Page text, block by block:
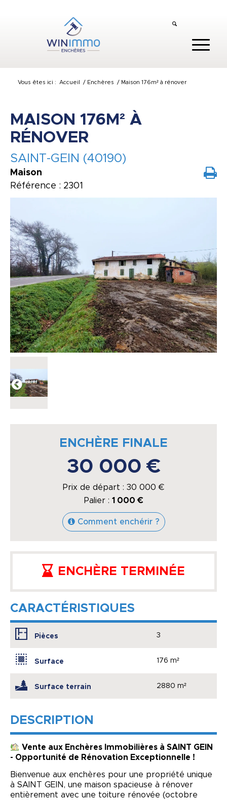
Vous êtes ici : Accueil / Enchères / Maison 176m² à rénover
MAISON 176M² À
RÉNOVER
SAINT-GEIN (40190)
Maison
Référence : 2301
ENCHÈRE FINALE
30 000 €
Prix de départ : 30 000 €
Palier : 1 000 €
Comment enchérir ?
ENCHÈRE TERMINÉE
CARACTÉRISTIQUES
Pièces 3
Surface 176 m²
Surface terrain 2880 m²
DESCRIPTION
Vente aux Enchères Immobilières à SAINT GEIN
- Opportunité de Rénovation Exceptionnelle !
Bienvenue aux enchères pour une propriété unique
à SAINT GEIN, une maison spacieuse à rénover
entièrement avec une toiture rénovée (octobre